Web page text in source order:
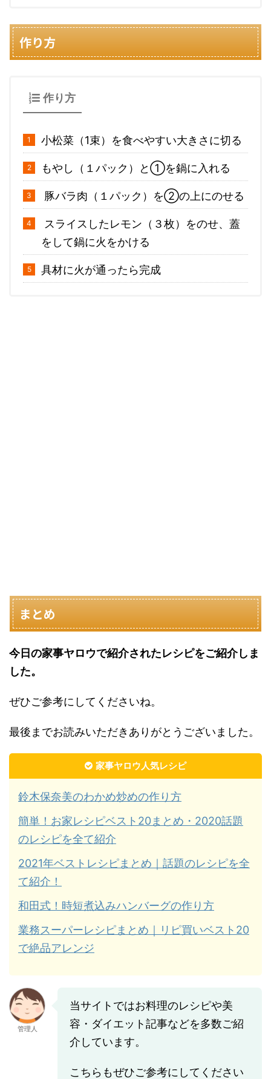
作り方
作り方
小松菜（1束）を食べやすい大きさに切る
もやし（１パック）と①を鍋に入れる
豚バラ肉（１パック）を②の上にのせる
スライスしたレモン（３枚）をのせ、蓋
をして鍋に火をかける
具材に火が通ったら完成
まとめ
今日の家事ヤロウで紹介されたレシピをご紹介しま
した。
ぜひご参考にしてくださいね。
最後までお読みいただきありがとうございました。
家事ヤロウ人気レシピ
鈴木保奈美のわかめ炒めの作り方
簡単！お家レシピベスト20まとめ・2020話題
のレシピを全て紹介
2021年ベストレシピまとめ｜話題のレシピを全
て紹介！
和田式！時短煮込みハンバーグの作り方
業務スーパーレシピまとめ｜リピ買いベスト20
で絶品アレンジ
管理人
当サイトではお料理のレシピや美
容・ダイエット記事などを多数ご紹
介しています。
こちらもぜひご参考にしてください